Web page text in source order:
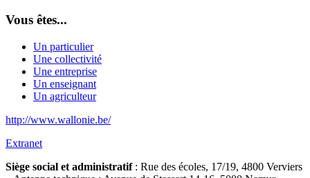
Vous êtes...
Un particulier
Une collectivité
Une entreprise
Un enseignant
Un agriculteur
http://www.wallonie.be/
Extranet
Siège social et administratif: Rue des écoles, 17/19, 4800 Verviers